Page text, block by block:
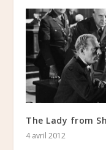
The Lady from
4 avril 2012